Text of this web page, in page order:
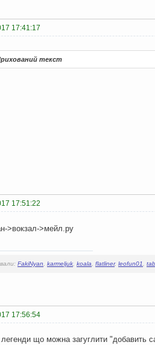
17:41:17
текст
17:51:22
>вокзал->мейл.ру
FakiNyan karmeljuk koala flatliner, leofun01
17:56:54
що можна загуглити "добавить